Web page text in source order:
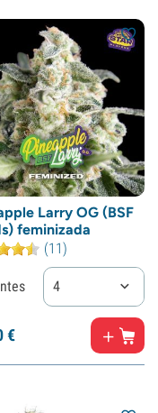
Larry OG (BSF
feminizada
(11)
4
€